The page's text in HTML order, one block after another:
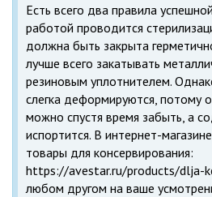
Есть всего два правила
работой проводится
должна быть закрыта
лучше всего закатывать
резиновым уплотнителем.
слегка деформируются, потому
можно спустя время забыть, а
испортится. В интернет-
товары для консервирования:
https://avestar.ru/products/dlja-
любом другом на ваше